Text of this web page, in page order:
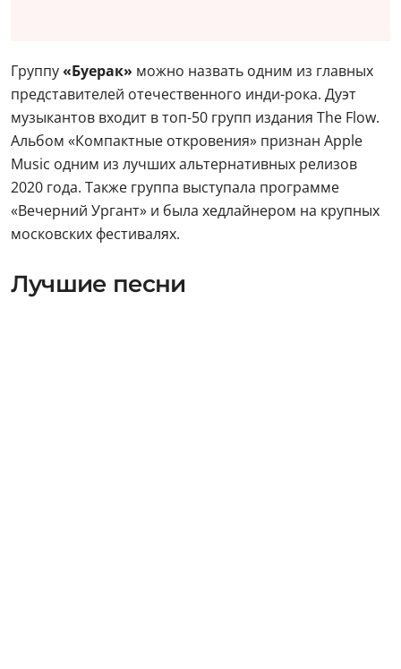
Группу«Буерак» можно назвать одним из главных
представителей отечественного инди-рока. Дуэт
музыкантов входит в топ-50 групп издания The Flow.
Альбом «Компактные откровения» признан Apple
Music одним из лучших альтернативных релизов
2020 года. Также группа выступала программе
«Вечерний Ургант» и была хедлайнером на крупных
московских фестивалях.
Лучшие песни